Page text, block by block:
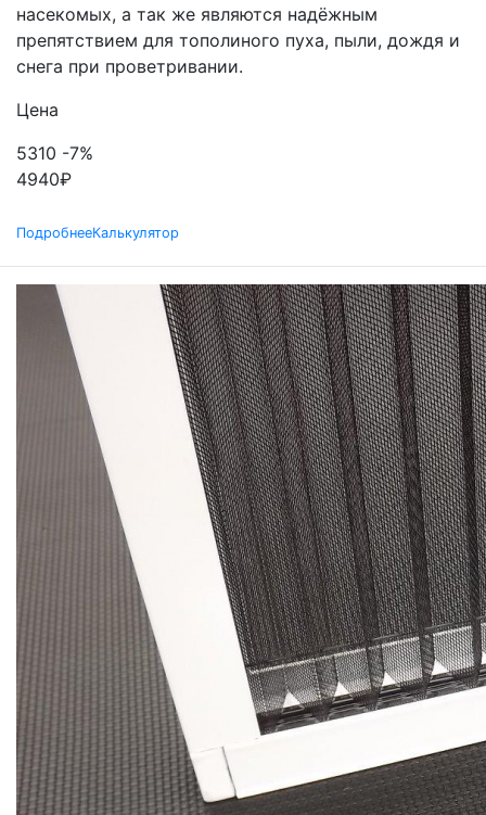
насекомых, а так же являются надёжным
препятствием для тополиного пуха, пыли, дождя и
снега при проветривании.
Цена
5310 -7%
4940₽
ПодробнееКалькулятор